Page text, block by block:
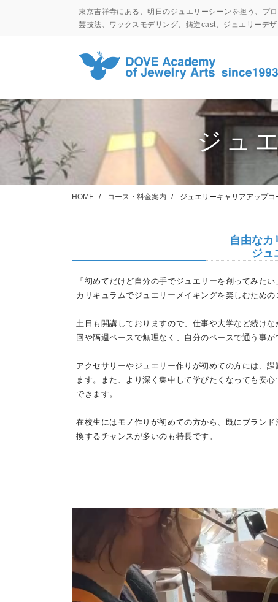
動
に
移
東京吉祥寺にある、明日のジュエリーシーンを担う、プ
芸技法、ワックスモデリング、鋳造cast、ジュエリーデ
ジュ
HOME コース・料金案内 ジュエリーキャリアアップコ
自由な
ジュエ
「初めてだけど自分の手でジュエリーを創ってみた
カリキュラムでジュエリーメイキングを楽しむための
土日も開講しておりますので、仕事や大学など続け
回や隔週ペースで無理なく、自分のペースで通う事が
アクセサリーやジュエリー作りが初めての方には、
ます。また、より深く集中して学びたくなっても安心
できます。
在校生にはモノ作りが初めての方から、既にブラン
換するチャンスが多いのも特長です。